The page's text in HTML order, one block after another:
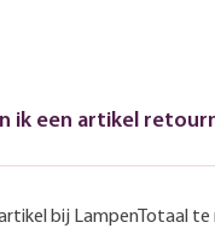
ik een artikel
bij LampenTotaal